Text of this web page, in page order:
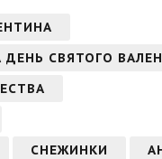
СВЯТОГО
СНЕЖИНКИ